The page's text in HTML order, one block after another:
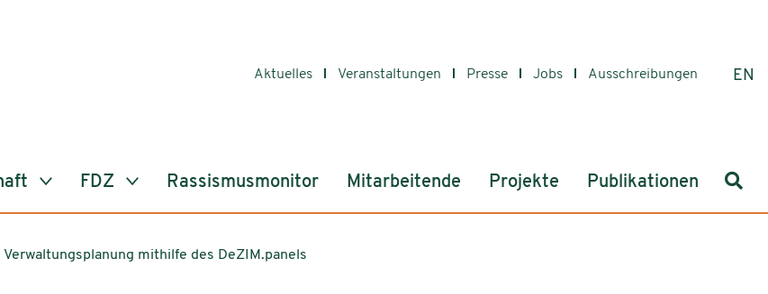
Aktuelles Veranstaltungen Presse Jobs Ausschreibungen EN
FDZ Rassismusmonitor Mitarbeitende Projekte Publikationen
Verwaltungsplanung mithilfe des DeZIM.panels